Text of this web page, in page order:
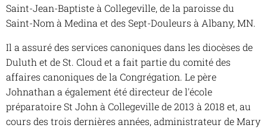
Saint-Jean-Baptiste à Collegeville, de la paroisse du
Saint-Nom à Medina et des Sept-Douleurs à Albany, MN.
Il a assuré des services canoniques dans les diocèses de
Duluth et de St. Cloud et a fait partie du comité des
affaires canoniques de la Congrégation. Le père
Johnathan a également été directeur de l'école
préparatoire St John à Collegeville de 2013 à 2018 et, au
cours des trois dernières années, administrateur de Mary